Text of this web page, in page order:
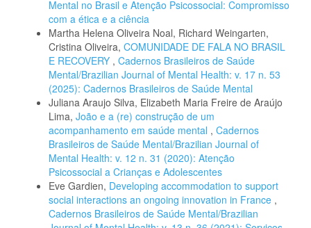
Mental no Brasil e Atenção Psicossocial: Compromisso
com a ética e a ciência
Martha Helena Oliveira Noal, Richard Weingarten,
Cristina Oliveira, COMUNIDADE DE FALA NO BRASIL
E RECOVERY , Cadernos Brasileiros de Saúde
Mental/Brazilian Journal of Mental Health: v. 17 n. 53
(2025): Cadernos Brasileiros de Saúde Mental
Juliana Araujo Silva, Elizabeth Maria Freire de Araújo
Lima, João e a (re) construção de um
acompanhamento em saúde mental , Cadernos
Brasileiros de Saúde Mental/Brazilian Journal of
Mental Health: v. 12 n. 31 (2020): Atenção
Psicossocial a Crianças e Adolescentes
Eve Gardien, Developing accommodation to support
social interactions an ongoing innovation in France ,
Cadernos Brasileiros de Saúde Mental/Brazilian